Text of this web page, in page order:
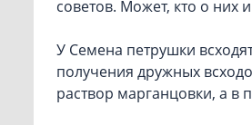
советов. Может, кто о них
У Семена петрушки
получения дружных
раствор марганцовки, а в